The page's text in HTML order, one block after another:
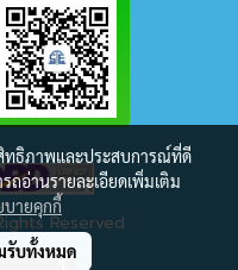
Reserved
1
ทธิภาพและประสบการณ์ที่ดี
ถอ่านรายละเอียดเพิ่มเติม
บายคุกกี้
รับทั้งหมด